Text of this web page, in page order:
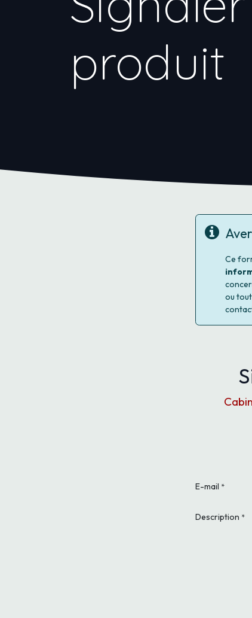
produit
Ce
ou
E-mail *
Description *